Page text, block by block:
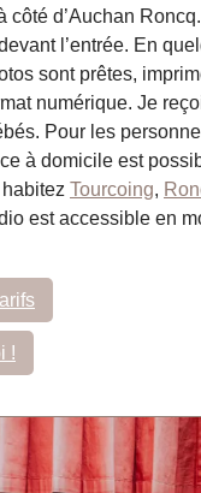
côté d’Auchan
l’entrée. En
sont prêtes,
numérique. Je
Pour les
à domicile est
Tourcoing,
est accessible en
!